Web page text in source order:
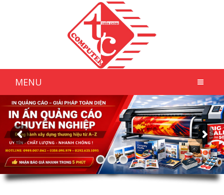
MENU